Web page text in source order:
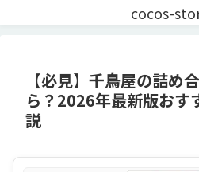
cocos-
【必見】千鳥屋の詰め
ら？2026年最新版おす
説